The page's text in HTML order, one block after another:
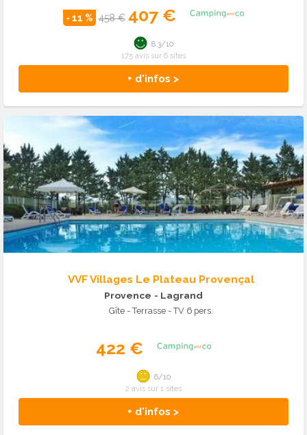
- 11 % 458 € 407 €
+ d'infos >
8.3/10
175 avis sur 6 sites
VVF Villages Le Plateau Provençal
Provence - Lagrand
Gîte - Terrasse - TV 6 pers.
422 €
+ d'infos >
6/10
2 avis sur 1 sites